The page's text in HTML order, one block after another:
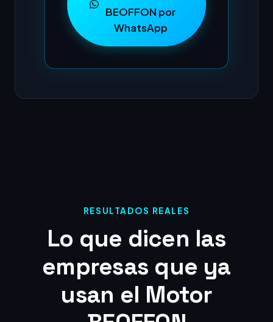
BEOFFON por
WhatsApp
RESULTADOS REALES
Lo que dicen las
empresas que ya
usan el Motor